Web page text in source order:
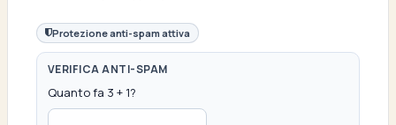
Protezione anti-spam attiva
VERIFICA ANTI-SPAM
Quanto fa 3 + 1?